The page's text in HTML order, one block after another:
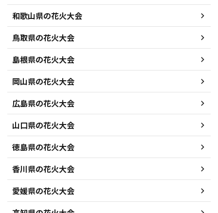
和歌山県の花火大会
鳥取県の花火大会
島根県の花火大会
岡山県の花火大会
広島県の花火大会
山口県の花火大会
徳島県の花火大会
香川県の花火大会
愛媛県の花火大会